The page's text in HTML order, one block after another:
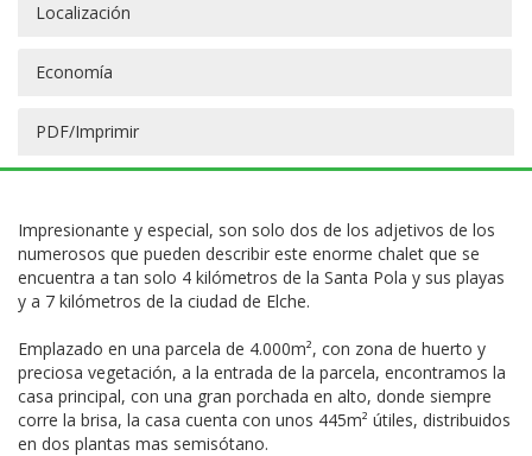
Localización
Economía
PDF/Imprimir
Impresionante y especial, son solo dos de los adjetivos de los
numerosos que pueden describir este enorme chalet que se
encuentra a tan solo 4 kilómetros de la Santa Pola y sus playas
y a 7 kilómetros de la ciudad de Elche.
Emplazado en una parcela de 4.000m², con zona de huerto y
preciosa vegetación, a la entrada de la parcela, encontramos la
casa principal, con una gran porchada en alto, donde siempre
corre la brisa, la casa cuenta con unos 445m² útiles, distribuidos
en dos plantas mas semisótano.